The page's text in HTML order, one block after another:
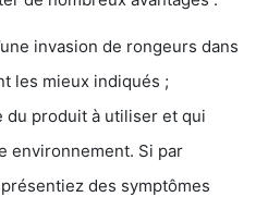
invasion de rongeurs dans
les mieux indiqués ;
du produit à utiliser et qui
environnement. Si par
des symptômes